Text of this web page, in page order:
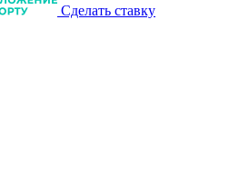
Сделать ставку